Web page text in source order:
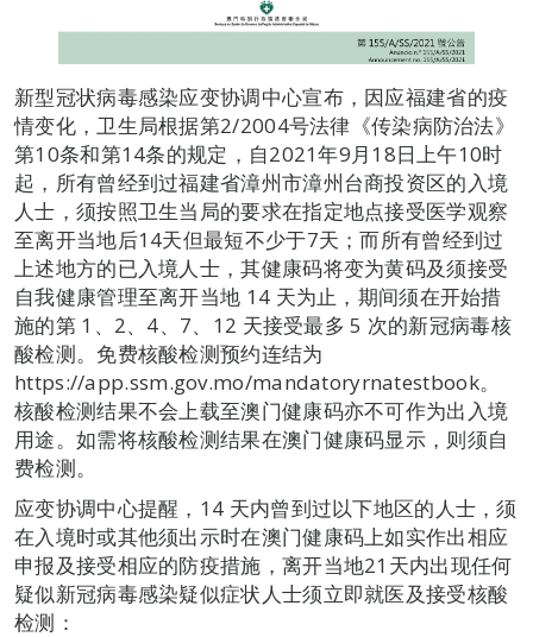
新型冠状病毒感染应变协调中心宣布，因应福建省的疫
情变化，卫生局根据第2/2004号法律《传染病防治法》
第10条和第14条的规定，自2021年9月18日上午10时
起，所有曾经到过福建省漳州市漳州台商投资区的入境
人士，须按照卫生当局的要求在指定地点接受医学观察
至离开当地后14天但最短不少于7天；而所有曾经到过
上述地方的已入境人士，其健康码将变为黄码及须接受
自我健康管理至离开当地 14 天为止，期间须在开始措
施的第 1、2、4、7、12 天接受最多 5 次的新冠病毒核
酸检测。免费核酸检测预约连结为
https://app.ssm.gov.mo/mandatoryrnatestbook。
核酸检测结果不会上载至澳门健康码亦不可作为出入境
用途。如需将核酸检测结果在澳门健康码显示，则须自
费检测。
应变协调中心提醒，14 天内曾到过以下地区的人士，须
在入境时或其他须出示时在澳门健康码上如实作出相应
申报及接受相应的防疫措施，离开当地21天内出现任何
疑似新冠病毒感染疑似症状人士须立即就医及接受核酸
检测：